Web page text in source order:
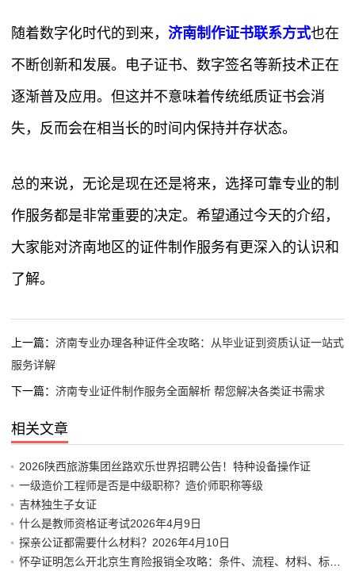
随着数字化时代的到来， 济南制作证书联系方式也在
不断创新和发展。电子证书、数字签名等新技术正在
逐渐普及应用。但这并不意味着传统纸质证书会消
失，反而会在相当长的时间内保持并存状态。
总的来说，无论是现在还是将来，选择可靠专业的制
作服务都是非常重要的决定。希望通过今天的介绍，
大家能对济南地区的证件制作服务有更深入的认识和
了解。
上一篇： 济南专业办理各种证件全攻略：从毕业证到资质认证一站式
服务详解
下一篇： 济南专业证件制作服务全面解析 帮您解决各类证书需求
相关文章
2026陕西旅游集团丝路欢乐世界招聘公告！特种设备操作证
一级造价工程师是否是中级职称？造价师职称等级
吉林独生子女证
什么是教师资格证考试2026年4月9日
探亲公证都需要什么材料？2026年4月10日